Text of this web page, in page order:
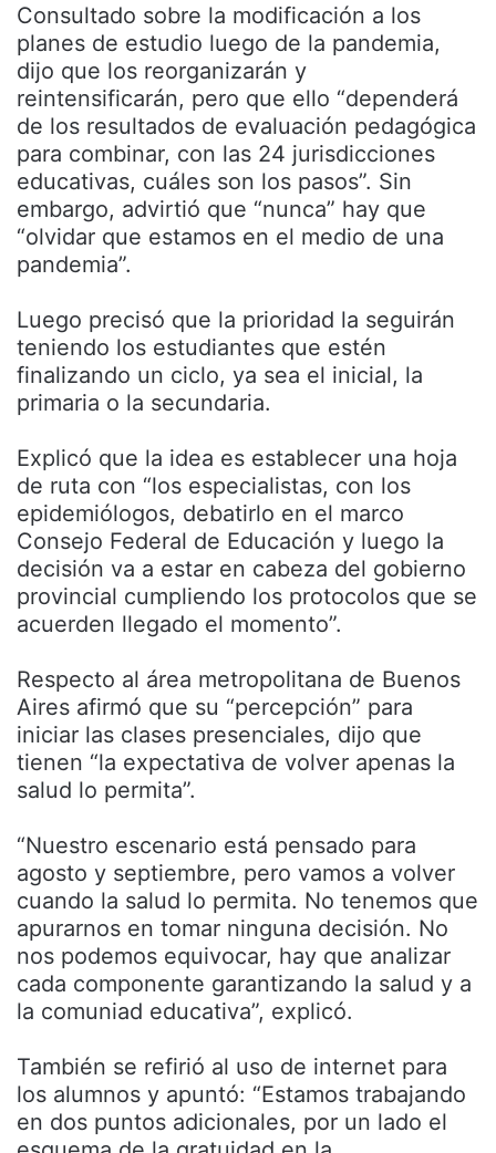
Consultado sobre la modificación a los
planes de estudio luego de la pandemia,
dijo que los reorganizarán y
reintensificarán, pero que ello “dependerá
de los resultados de evaluación pedagógica
para combinar, con las 24 jurisdicciones
educativas, cuáles son los pasos”. Sin
embargo, advirtió que “nunca” hay que
“olvidar que estamos en el medio de una
pandemia”.
Luego precisó que la prioridad la seguirán
teniendo los estudiantes que estén
finalizando un ciclo, ya sea el inicial, la
primaria o la secundaria.
Explicó que la idea es establecer una hoja
de ruta con “los especialistas, con los
epidemiólogos, debatirlo en el marco
Consejo Federal de Educación y luego la
decisión va a estar en cabeza del gobierno
provincial cumpliendo los protocolos que se
acuerden llegado el momento”.
Respecto al área metropolitana de Buenos
Aires afirmó que su “percepción” para
iniciar las clases presenciales, dijo que
tienen “la expectativa de volver apenas la
salud lo permita”.
“Nuestro escenario está pensado para
agosto y septiembre, pero vamos a volver
cuando la salud lo permita. No tenemos que
apurarnos en tomar ninguna decisión. No
nos podemos equivocar, hay que analizar
cada componente garantizando la salud y a
la comuniad educativa”, explicó.
También se refirió al uso de internet para
los alumnos y apuntó: “Estamos trabajando
en dos puntos adicionales, por un lado el